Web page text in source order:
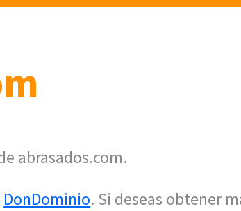
abrasados.com.
DonDominio. Si deseas obtener